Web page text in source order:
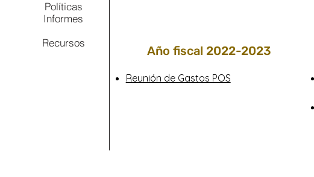
Políticas
Informes
Recursos
Año fiscal 2022-2023
Reunión de Gastos POS